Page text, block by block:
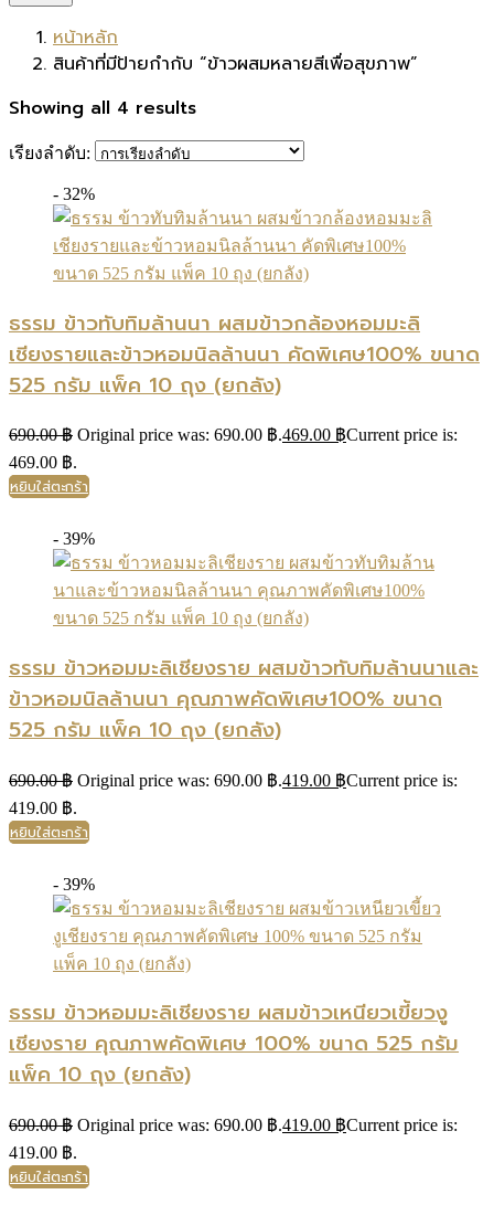
หน้าหลัก
สินค้าที่มีป้ายกำกับ “ข้าวผสมหลายสีเพื่อสุขภาพ”
Showing all 4 results
เรียงลำดับ:
- 32%
ธรรม ข้าวทับทิมล้านนา ผสมข้าวกล้องหอมมะลิ
เชียงรายและข้าวหอมนิลล้านนา คัดพิเศษ100% ขนาด
525 กรัม แพ็ค 10 ถุง (ยกลัง)
690.00฿ Original price was: 690.00 ฿.469.00 ฿Current price is:
469.00 ฿.
หยิบใส่ตะกร้า
- 39%
ธรรม ข้าวหอมมะลิเชียงราย ผสมข้าวทับทิมล้านนาและ
ข้าวหอมนิลล้านนา คุณภาพคัดพิเศษ100% ขนาด
525 กรัม แพ็ค 10 ถุง (ยกลัง)
690.00฿ Original price was: 690.00 ฿.419.00 ฿Current price is:
419.00 ฿.
หยิบใส่ตะกร้า
- 39%
ธรรม ข้าวหอมมะลิเชียงราย ผสมข้าวเหนียวเขี้ยวงู
เชียงราย คุณภาพคัดพิเศษ 100% ขนาด 525 กรัม
แพ็ค 10 ถุง (ยกลัง)
690.00฿ Original price was: 690.00 ฿.419.00 ฿Current price is:
419.00 ฿.
หยิบใส่ตะกร้า